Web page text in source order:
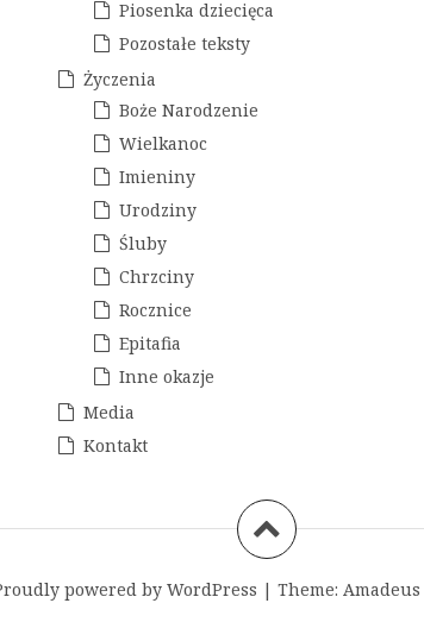
Piosenka dziecięca
Pozostałe teksty
Życzenia
Boże Narodzenie
Wielkanoc
Imieniny
Urodziny
Śluby
Chrzciny
Rocznice
Epitafia
Inne okazje
Media
Kontakt
powered by WordPress | Theme: Amadeus